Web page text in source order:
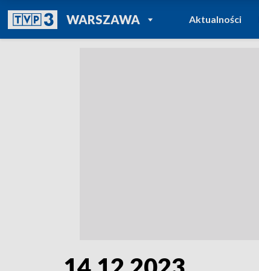
WARSZAWAPOWRÓT DO
TVP REGIONY
Aktualności